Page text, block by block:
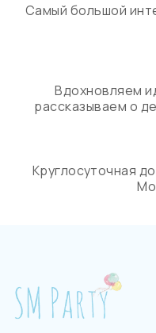
Самый большой
Вдохновляем
рассказываем о
Круглосуточная